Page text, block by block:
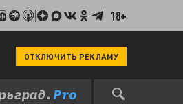
18+
ОТКЛЮЧИТЬ РЕКЛАМУ